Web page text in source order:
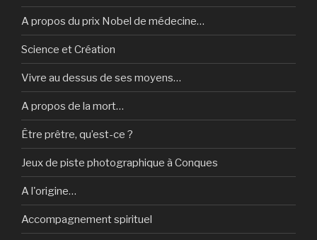
A propos du prix Nobel de médecine…
Science et Création
Vivre au dessus de ses moyens…
A propos de la mort…
Être prêtre, qu’est-ce ?
Jeux de piste photographique à Conques
A l'origine…
Accompagnement spirituel